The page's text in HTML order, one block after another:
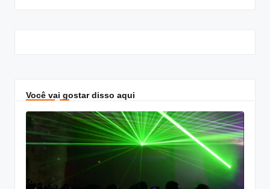
Você vai gostar disso aqui